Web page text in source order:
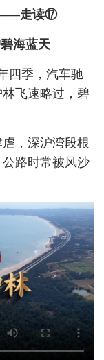
——走读⑰
海蓝天
四季，汽车驰
飞速略过，碧
，深沪湾段根
路时常被风沙